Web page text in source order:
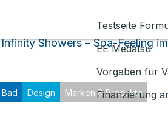
Testseite
EE Medatsu
Vorgaben für
Finanzierung
Infinity Showers – Spa-Feeling
Bad Design Marken & Produkte